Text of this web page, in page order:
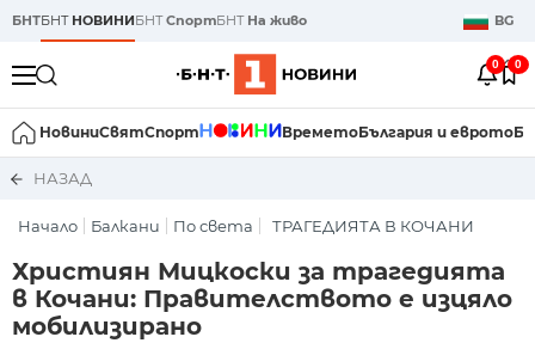
БНТБНТ НОВИНИБНТСпортБНТ На живо BG
0 0
НовиниСвятСпорт ВреметоБългария и еврото
НАЗАД
Начало Балкани По света ТРАГЕДИЯТА В КОЧАНИ
Християн Мицкоски за трагедията
в Кочани: Правителството е изцяло
мобилизирано